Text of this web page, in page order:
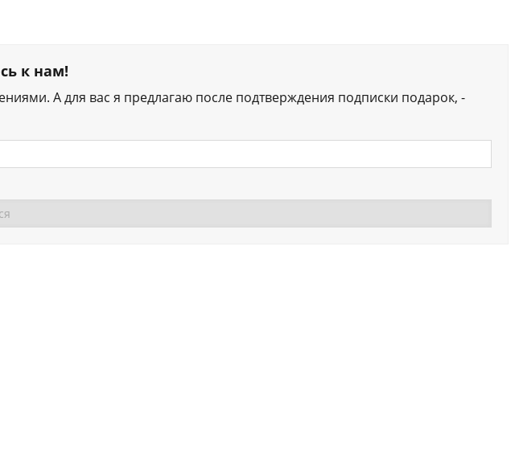
к нам!
А для вас я предлагаю после подтверждения подписки подарок, -